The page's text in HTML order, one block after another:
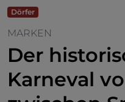
Dörfer
MARKEN
Der
Karneval